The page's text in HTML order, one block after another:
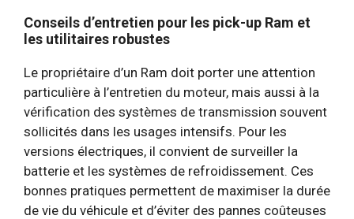
Conseils d’entretien pour les pick-up Ram et
les utilitaires robustes
Le propriétaire d’un Ram doit porter une attention
particulière à l’entretien du moteur, mais aussi à la
vérification des systèmes de transmission souvent
sollicités dans les usages intensifs. Pour les
versions électriques, il convient de surveiller la
batterie et les systèmes de refroidissement. Ces
bonnes pratiques permettent de maximiser la durée
de vie du véhicule et d’éviter des pannes coûteuses